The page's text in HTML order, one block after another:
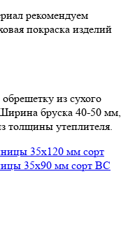
рекомендуем
покраска изделий
из сухого
бруска 40-50 мм,
толщины утеплителя.
35x120 мм сорт
35x90 мм сорт BC